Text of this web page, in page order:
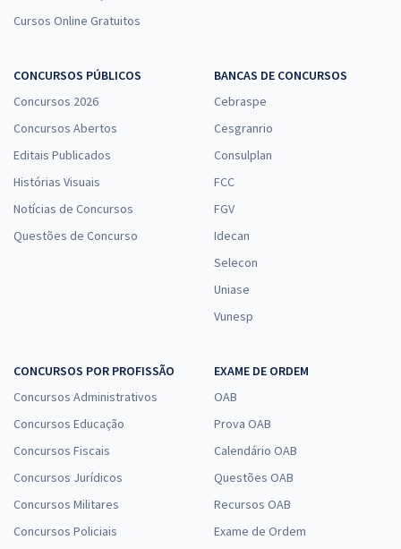
Cursos Online Gratuitos
CONCURSOS PÚBLICOS
Concursos 2026
Concursos Abertos
Editais Publicados
Histórias Visuais
Notícias de Concursos
Questões de Concurso
BANCAS DE CONCURSOS
Cebraspe
Cesgranrio
Consulplan
FCC
FGV
Idecan
Selecon
Uniase
Vunesp
CONCURSOS POR PROFISSÃO
Concursos Administrativos
Concursos Educação
Concursos Fiscais
Concursos Jurídicos
Concursos Militares
Concursos Policiais
EXAME DE ORDEM
OAB
Prova OAB
Calendário OAB
Questões OAB
Recursos OAB
Exame de Ordem